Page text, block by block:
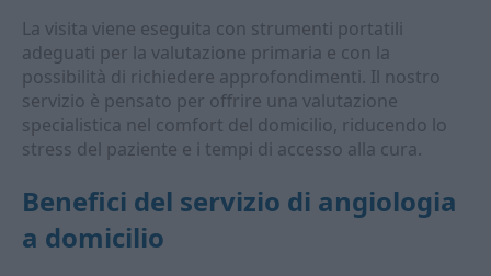
La visita viene eseguita con strumenti portatili
adeguati per la valutazione primaria e con la
possibilità di richiedere approfondimenti. Il nostro
servizio è pensato per offrire una valutazione
specialistica nel comfort del domicilio, riducendo lo
stress del paziente e i tempi di accesso alla cura.
Benefici del servizio di angiologia
a domicilio